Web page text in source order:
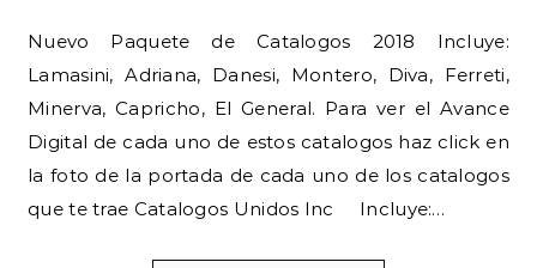
Nuevo Paquete de Catalogos 2018 Incluye:
Lamasini, Adriana, Danesi, Montero, Diva, Ferreti,
Minerva, Capricho, El General. Para ver el Avance
Digital de cada uno de estos catalogos haz click en
la foto de la portada de cada uno de los catalogos
que te trae Catalogos Unidos Inc Incluye:…